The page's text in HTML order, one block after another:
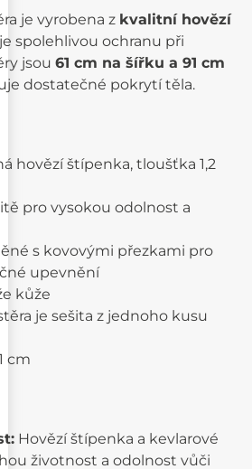
je vyrobena z kvalitní hovězí
spolehlivou ochranu při
jsou61 cm na šířku a 91 cm
dostatečné pokrytí těla.
hovězí štípenka, tloušťka 1,2
pro vysokou odolnost a
s kovovými přezkami pro
upevnění
kůže
je sešita z jednoho kusu
cm
Hovězí štípenka a kevlarové
životnost a odolnost vůči